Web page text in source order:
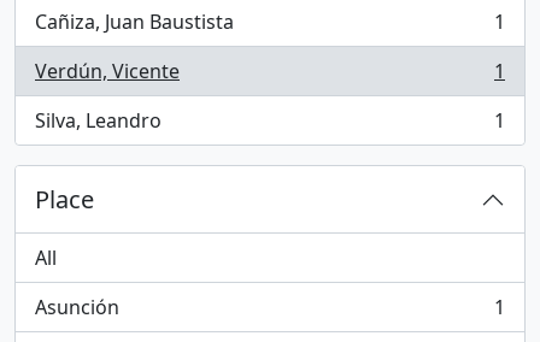
Cañiza, Juan Baustista
, 1 results
1
Verdún, Vicente
, 1 results
1
Silva, Leandro
, 1 results 1
Place
All
Asunción
, 1 results
1